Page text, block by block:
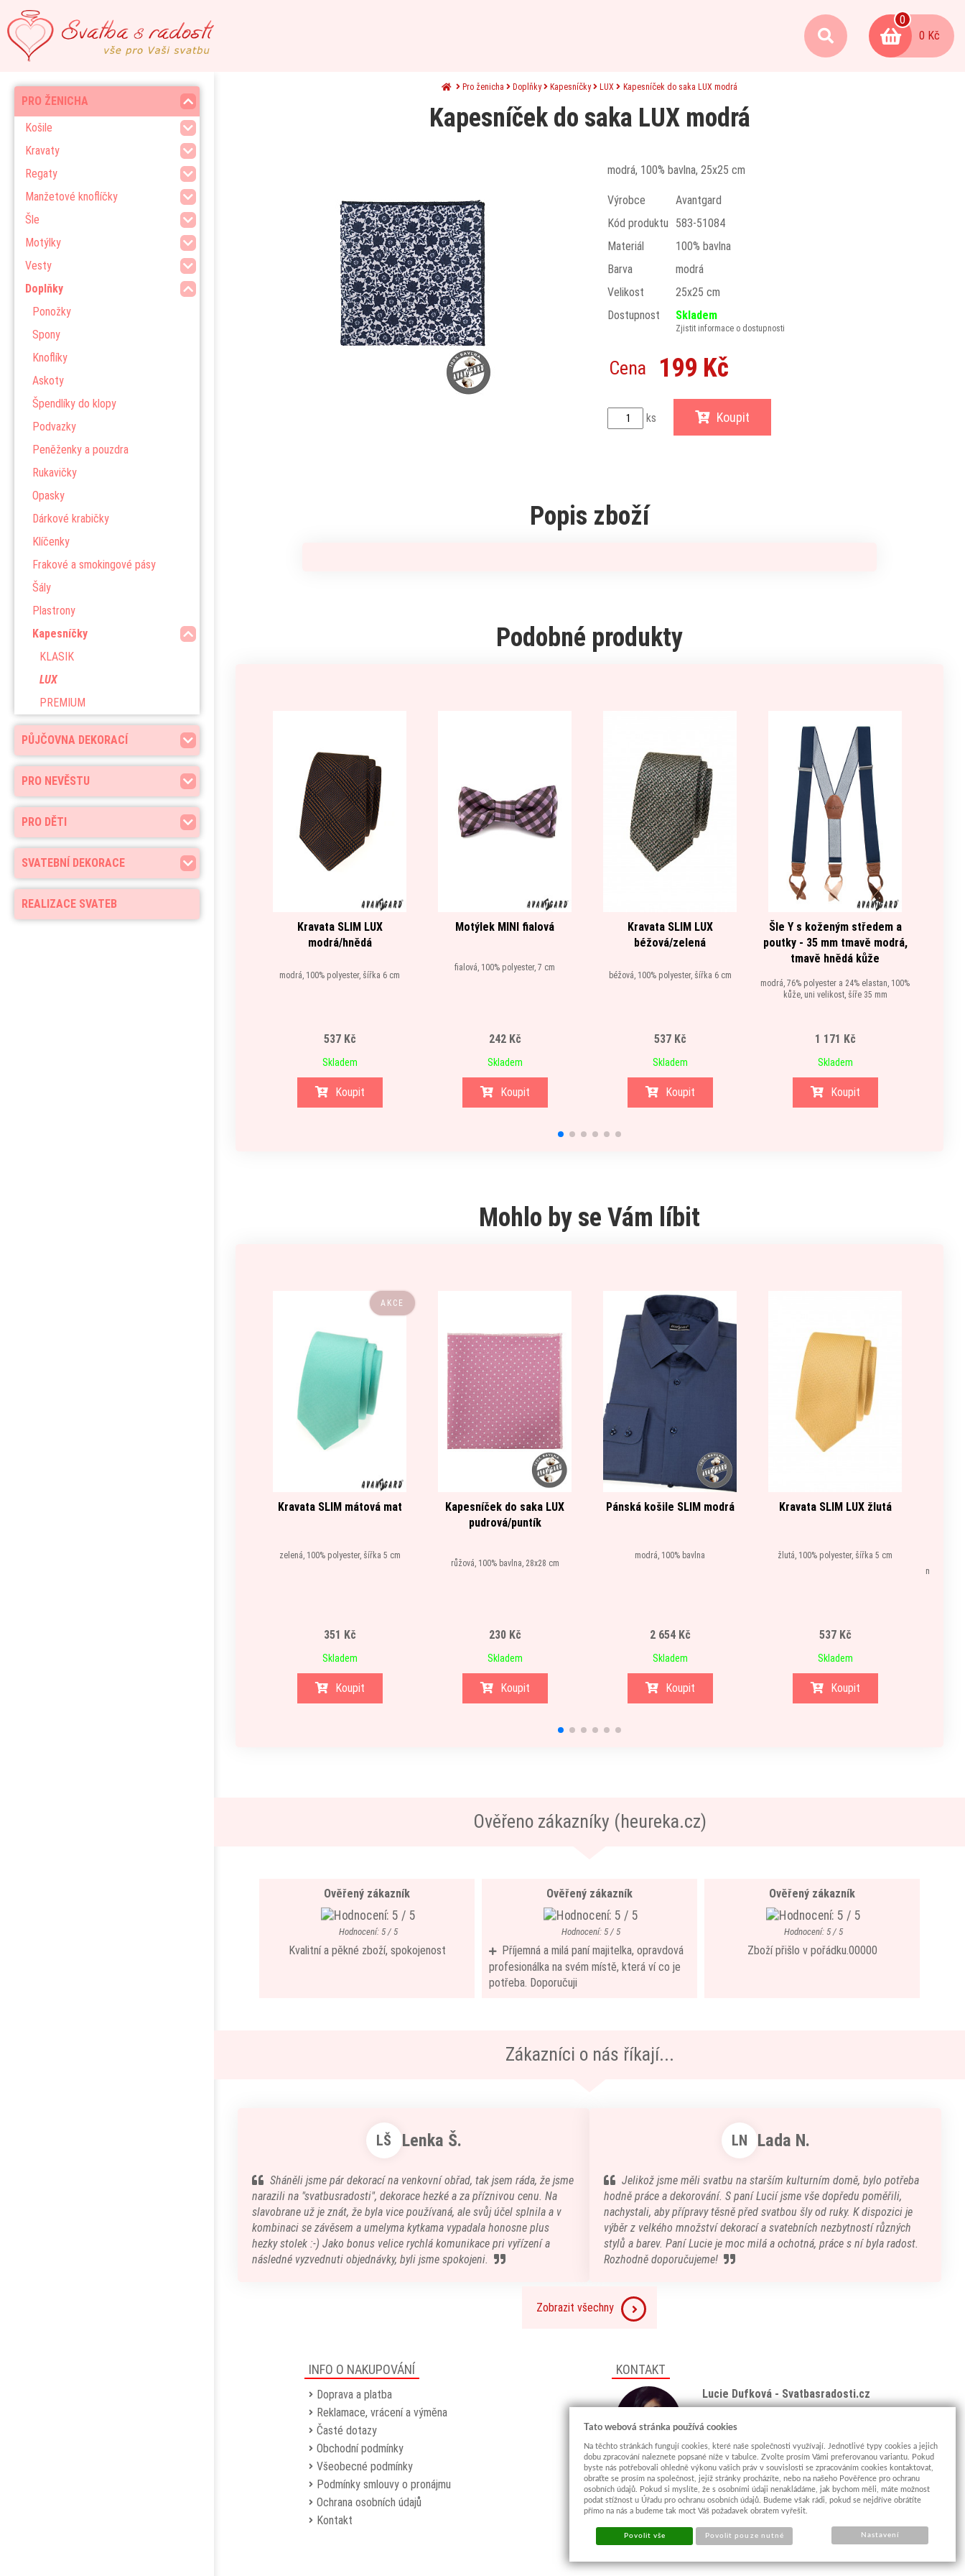
0
0 Kč
PŮJČOVNA DEKORACÍ
PRO NEVĚSTU
PRO ŽENICHA
Košile
Kravaty
Regaty
Manžetové knoflíčky
Šle
Motýlky
Vesty
Doplňky
Ponožky
Spony
Knoflíky
Askoty
Špendlíky do klopy
Podvazky
Peněženky a pouzdra
Rukavičky
Opasky
Dárkové krabičky
Klíčenky
Frakové a smokingové pásy
Šály
Plastrony
Kapesníčky
KLASIK
LUX
PREMIUM
PRO DĚTI
SVATEBNÍ DEKORACE
REALIZACE SVATEB
Pro ženicha Doplňky Kapesníčky LUX Kapesníček do saka LUX modrá
Kapesníček do saka LUX modrá
modrá, 100% bavlna, 25x25 cm
Výrobce
Avantgard
Kód produktu
583-51084
Materiál
100% bavlna
Barva
modrá
Velikost
25x25 cm
Dostupnost
Skladem
Zjistit informace o dostupnosti
Cena 199 Kč
ks Koupit
Popis zboží
Podobné produkty
Kravata SLIM LUX
modrá/hnědá
modrá, 100% polyester, šířka 6 cm
537 Kč
Skladem
Koupit
Motýlek MINI fialová
fialová, 100% polyester, 7 cm
242 Kč
Skladem
Koupit
Kravata SLIM LUX
béžová/zelená
béžová, 100% polyester, šířka 6 cm
537 Kč
Skladem
Koupit
Šle Y s koženým středem a
poutky - 35 mm tmavě modrá,
tmavě hnědá kůže
modrá, 76% polyester a 24% elastan, 100%
kůže, uni velikost, šíře 35 mm
1 171 Kč
Skladem
Koupit
Mohlo by se Vám líbit
AKCE
Kravata SLIM mátová mat
zelená, 100% polyester, šířka 5 cm
351 Kč
Skladem
Koupit
Kapesníček do saka LUX
pudrová/puntík
růžová, 100% bavlna, 28x28 cm
230 Kč
Skladem
Koupit
Pánská košile SLIM modrá
modrá, 100% bavlna
2 654 Kč
Skladem
Koupit
Kravata SLIM LUX žlutá
žlutá, 100% polyester, šířka 5 cm
537 Kč
Skladem
Koupit
modrá,
Ověřeno zákazníky (heureka.cz)
Ověřený zákazník
Hodnocení: 5 / 5
Kvalitní a pěkné zboží, spokojenost
Ověřený zákazník
Hodnocení: 5 / 5
Příjemná a milá paní majitelka, opravdová
profesionálka na svém místě, která ví co je
potřeba. Doporučuji
Ověřený zákazník
Hodnocení: 5 / 5
Zboží přišlo v pořádku.00000
Zákazníci o nás říkají...
LŠ Lenka Š.
Sháněli jsme pár dekorací na venkovní obřad, tak jsem ráda, že jsme
narazili na "svatbusradosti", dekorace hezké a za příznivou cenu. Na
slavobrane už je znát, že byla vice používaná, ale svůj účel splnila a v
kombinaci se závěsem a umelyma kytkama vypadala honosne plus
hezky stolek :-) Jako bonus velice rychlá komunikace pri vyřízení a
následné vyzvednuti objednávky, byli jsme spokojeni.
LN Lada N.
Jelikož jsme měli svatbu na starším kulturním domě, bylo potřeba
hodně práce a dekorování. S paní Lucií jsme vše dopředu poměřili,
nachystali, aby přípravy těsně před svatbou šly od ruky. K dispozici je
výběr z velkého množství dekorací a svatebních nezbytností různých
stylů a barev. Paní Lucie je moc milá a ochotná, práce s ní byla radost.
Rozhodně doporučujeme!
Zobrazit všechny
INFO O NAKUPOVÁNÍ
Doprava a platba
Reklamace, vrácení a výměna
Časté dotazy
Obchodní podmínky
Všeobecné podmínky
Podmínky smlouvy o pronájmu
Ochrana osobních údajů
Kontakt
KONTAKT
Lucie Dufková - Svatbasradosti.cz
Email:info@svatbasradosti.cz
Showroom
Jungmannova 627, Kyjov 69701
Po-Pá: po domluvě (více info)
Tato webová stránka používá cookies
Na těchto stránkách fungují cookies, které naše společnosti využívají. Jednotlivé typy cookies a jejich
dobu zpracování naleznete popsané níže v tabulce. Zvolte prosím Vámi preferovanou variantu. Pokud
byste nás potřebovali ohledně výkonu vašich práv v souvislosti se zpracováním cookies kontaktovat,
obraťte se prosím na společnost, jejíž stránky procházíte, nebo na našeho Pověřence pro ochranu
osobních údajů. Pokud si myslíte, že s osobními údaji nenakládáme, jak bychom měli, máte možnost
podat stížnost u Úřadu pro ochranu osobních údajů. Budeme však rádi, pokud se nejdříve obrátíte
přímo na nás a budeme tak moct Váš požadavek obratem vyřešit.
Povolit vše Povolit pouze nutné Nastavení